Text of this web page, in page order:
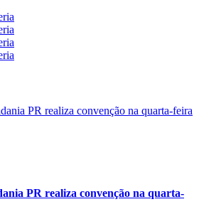
PR realiza convenção na quarta-